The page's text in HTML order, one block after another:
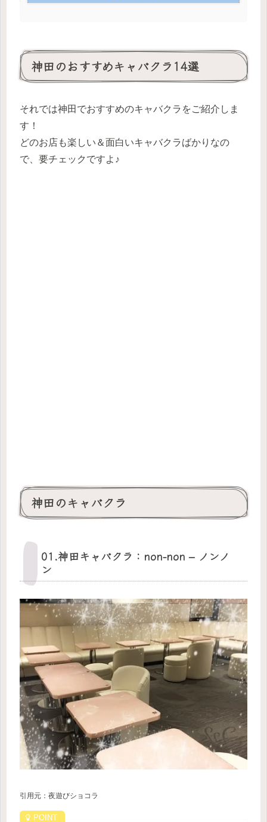
神田のおすすめキャバクラ14選
それでは神田でおすすめのキャバクラをご紹介しま
す！
どのお店も楽しい＆面白いキャバクラばかりなの
で、要チェックですよ♪
神田のキャバクラ
01.神田キャバクラ：non-non – ノンノ
ン
引用元：夜遊びショコラ